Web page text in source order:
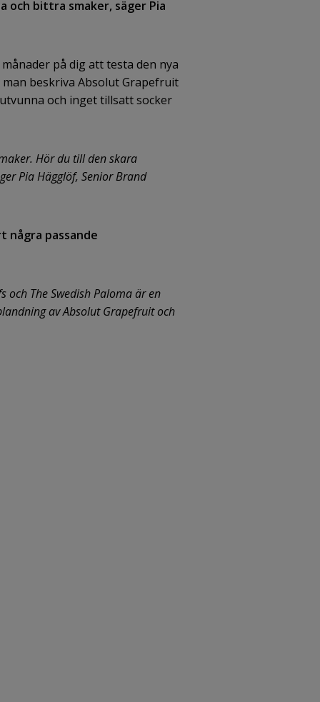
bittra smaker, säger Pia
på dig att testa den nya
beskriva Absolut Grapefruit
och inget tillsatt socker
Hör du till den skara
Pia Hägglöf, Senior Brand
några passande
The Swedish Paloma är en
av Absolut Grapefruit och